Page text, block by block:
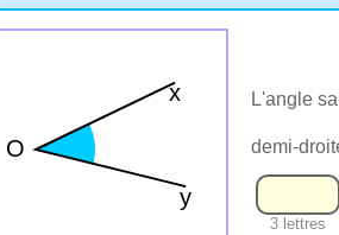
L'angle
demi-
3 lettres